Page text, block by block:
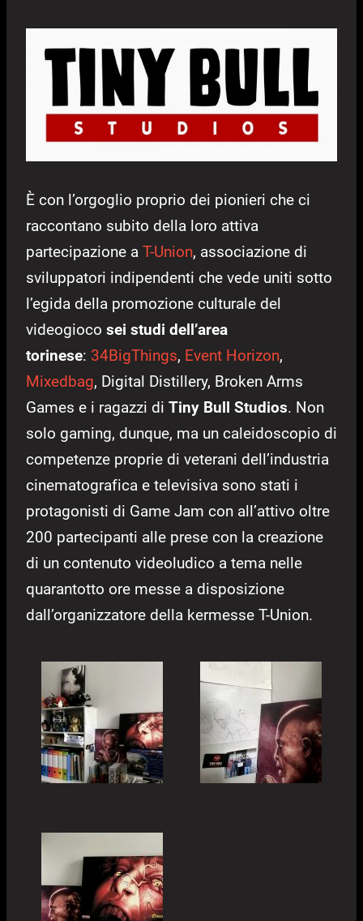
È con l’orgoglio proprio dei pionieri che ci
raccontano subito della loro attiva
partecipazione a T-Union, associazione di
sviluppatori indipendenti che vede uniti sotto
l’egida della promozione culturale del
videogioco sei studi dell’area
torinese: 34BigThings, Event Horizon,
Mixedbag, Digital Distillery, Broken Arms
Games e i ragazzi di Tiny Bull Studios. Non
solo gaming, dunque, ma un caleidoscopio di
competenze proprie di veterani dell’industria
cinematografica e televisiva sono stati i
protagonisti di Game Jam con all’attivo oltre
200 partecipanti alle prese con la creazione
di un contenuto videoludico a tema nelle
quarantotto ore messe a disposizione
dall’organizzatore della kermesse T-Union.